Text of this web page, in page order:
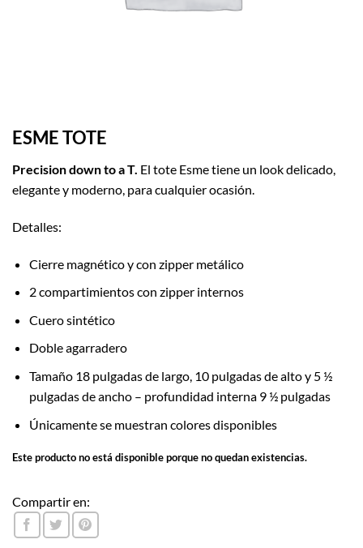
ESME TOTE
Precision down to a T. El tote Esme tiene un look delicado,
elegante y moderno, para cualquier ocasión.
Detalles:
Cierre magnético y con zipper metálico
2 compartimientos con zipper internos
Cuero sintético
Doble agarradero
Tamaño 18 pulgadas de largo, 10 pulgadas de alto y 5 ½
pulgadas de ancho – profundidad interna 9 ½ pulgadas
Únicamente se muestran colores disponibles
Este producto no está disponible porque no quedan existencias.
Compartir en: